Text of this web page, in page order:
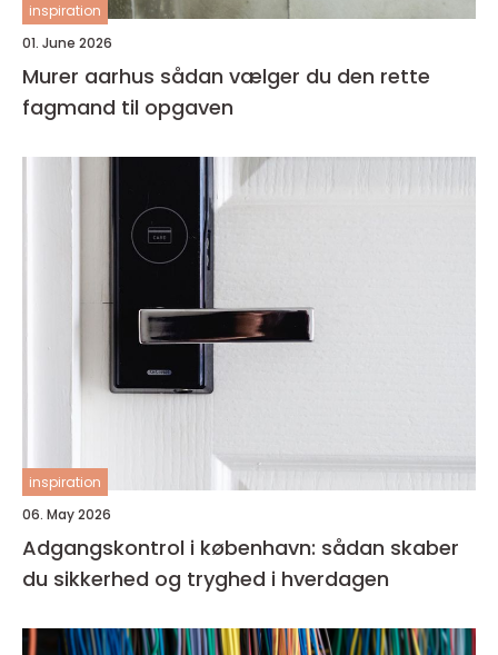
inspiration
01. June 2026
Murer aarhus sådan vælger du den rette
fagmand til opgaven
inspiration
06. May 2026
Adgangskontrol i københavn: sådan skaber
du sikkerhed og tryghed i hverdagen